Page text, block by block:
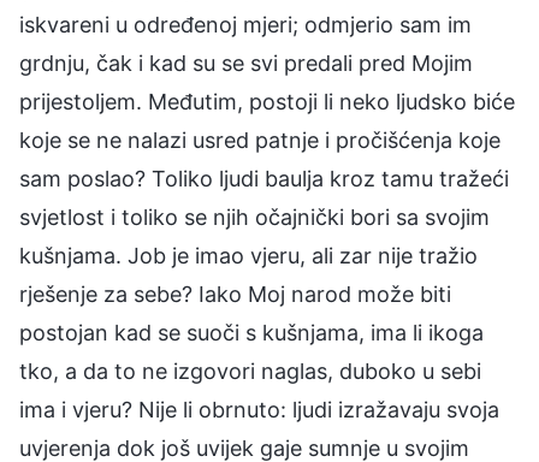
iskvareni u određenoj mjeri; odmjerio sam im
grdnju, čak i kad su se svi predali pred Mojim
prijestoljem. Međutim, postoji li neko ljudsko biće
koje se ne nalazi usred patnje i pročišćenja koje
sam poslao? Toliko ljudi baulja kroz tamu tražeći
svjetlost i toliko se njih očajnički bori sa svojim
kušnjama. Job je imao vjeru, ali zar nije tražio
rješenje za sebe? Iako Moj narod može biti
postojan kad se suoči s kušnjama, ima li ikoga
tko, a da to ne izgovori naglas, duboko u sebi
ima i vjeru? Nije li obrnuto: ljudi izražavaju svoja
uvjerenja dok još uvijek gaje sumnje u svojim